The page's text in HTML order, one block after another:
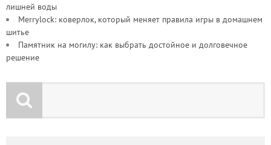
лишней воды
Merrylock: коверлок, который меняет правила игры в домашнем
шитье
Памятник на могилу: как выбрать достойное и долговечное
решение